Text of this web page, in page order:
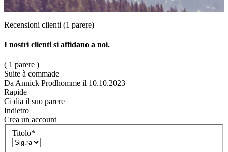
Recensioni clienti (1 parere)
I nostri clienti si affidano a noi.
( 1 parere )
Suite à commade
Da Annick Prodhomme il 10.10.2023
Rapide
Ci dia il suo parere
Indietro
Crea un account
Titolo*